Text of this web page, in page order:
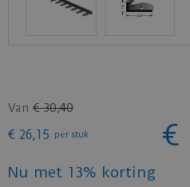
Van € 30,40
€ 26,15 per stuk €
Nu met 13% korting